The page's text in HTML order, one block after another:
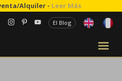
Alquiler - Leer Más
El Blog